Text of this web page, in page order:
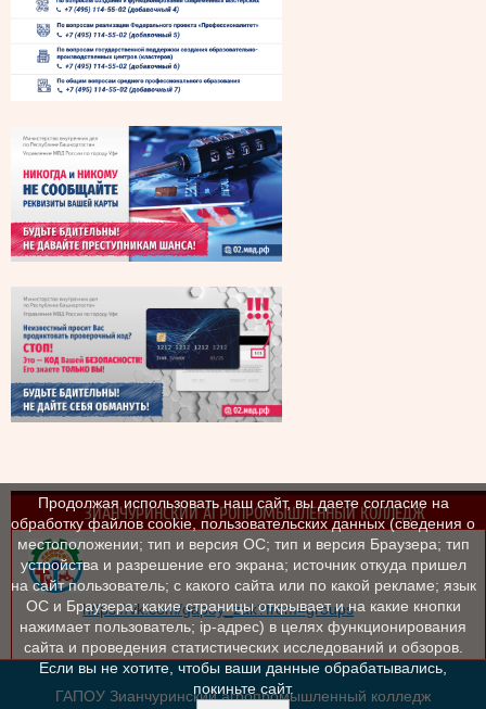
ЗИАНЧУРИНСКИЙ АГРОПРОМЫШЛЕННЫЙ КОЛЛЕДЖ
https://vk.com/gapoy_zak?from=groups
ГАПОУ Зианчуринский агропромышленный колледж
Продолжая использовать наш сайт, вы даете согласие на
обработку файлов cookie, пользовательских данных (сведения о
местоположении; тип и версия ОС; тип и версия Браузера; тип
устройства и разрешение его экрана; источник откуда пришел
на сайт пользователь; с какого сайта или по какой рекламе; язык
ОС и Браузера; какие страницы открывает и на какие кнопки
нажимает пользователь; ip-адрес) в целях функционирования
сайта и проведения статистических исследований и обзоров.
Если вы не хотите, чтобы ваши данные обрабатывались,
покиньте сайт.